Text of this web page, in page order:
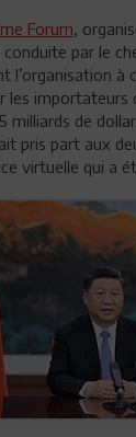
Forum,
conduite par le
l’organisation à
les importateurs
milliards de
pris part aux
virtuelle qui a